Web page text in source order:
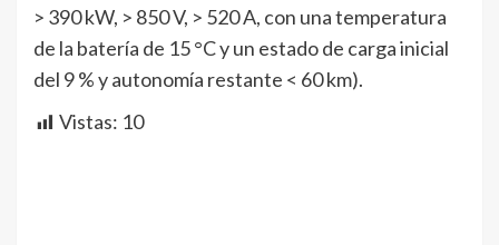
> 390 kW, > 850 V, > 520 A, con una temperatura
de la batería de 15 °C y un estado de carga inicial
del 9 % y autonomía restante < 60 km).
Vistas: 10